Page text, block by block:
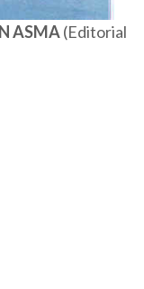
ASMA(Editorial